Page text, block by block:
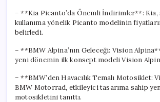
– **Kia Picanto’da Önemli İndirimler**: Kia,
kullanıma yönelik Picanto modelinin
belirledi.
– **BMW Alpina’nın Geleceği: Vision
yeni dönemin ilk konsept modeli Vision
– **BMW’den Havacılık Temalı Motosiklet:
BMW Motorrad, etkileyici tasarıma sahip
motosikletini tanıttı.